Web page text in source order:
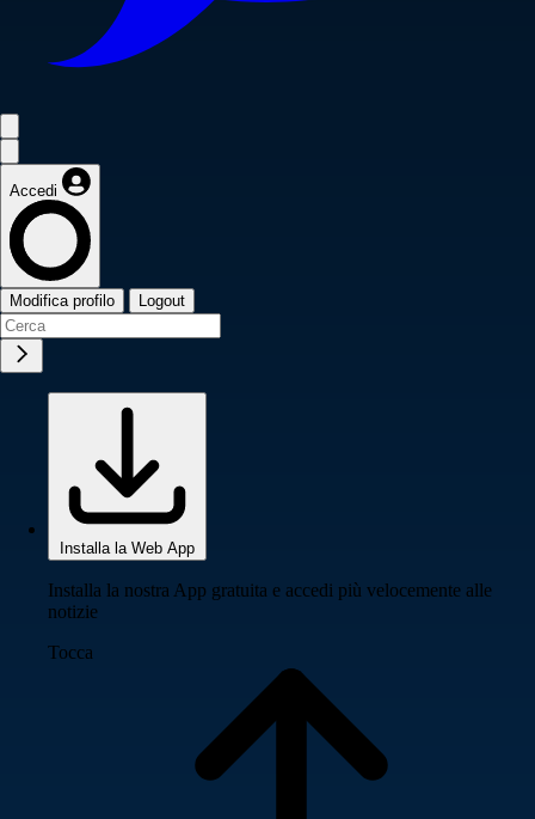
Accedi
Modifica profilo Logout
Installa la Web App
Installa la nostra App gratuita e accedi più velocemente alle
notizie
Tocca